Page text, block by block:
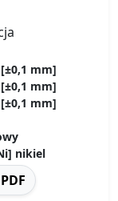
[±0,1 mm]
[±0,1 mm]
[±0,1 mm]
nikiel